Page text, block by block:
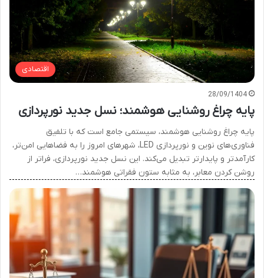
اقتصادی
28/09/1404
پایه چراغ روشنایی هوشمند؛ نسل جدید نورپردازی
پایه چراغ روشنایی هوشمند، سیستمی جامع است که با تلفیق
فناوری‌های نوین و نورپردازی LED، شهرهای امروز را به فضاهایی امن‌تر،
کارآمدتر و پایدارتر تبدیل می‌کند. این نسل جدید نورپردازی، فراتر از
روشن کردن معابر، به مثابه ستون فقراتی هوشمند…